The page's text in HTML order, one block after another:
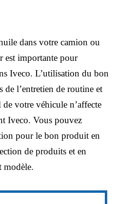
dans votre camion ou
est importante pour
Iveco. L’utilisation du bon
l’entretien de routine et
votre véhicule n’affecte
Iveco. Vous pouvez
pour le bon produit en
de produits et en
modèle.